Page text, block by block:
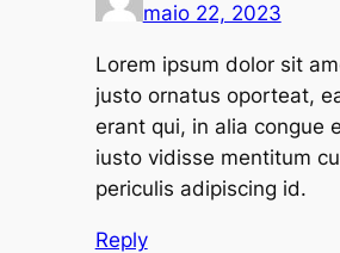
maio 22, 2023
Lorem ipsum dolor sit
justo ornatus oporteat,
erant qui, in alia congue
iusto vidisse mentitum
periculis adipiscing id.
Reply